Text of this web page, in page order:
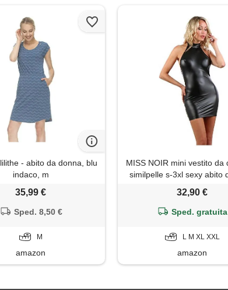
- abito da donna, blu
indaco, m
35,99 €
Sped. 8,50 €
M
amazon
MISS NOIR mini vestito da
similpelle s-3xl sexy abito
neckholder effetto
schienale clubwear, nero
bk), xl
32,90 €
Sped. gratuita
L M XL XXL
amazon